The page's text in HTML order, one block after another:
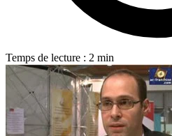
Temps de lecture : 2 min